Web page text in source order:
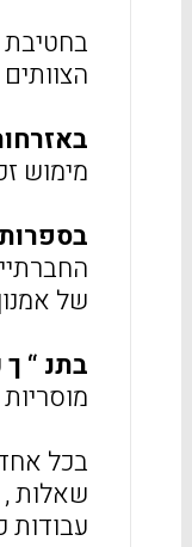
מימוש
של
בתנ “ ך
בכל
שאלות ,
עבודות